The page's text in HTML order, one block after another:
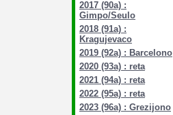
2017 (90a) :
Gimpo/Seulo
2018 (91a) :
Kragujevaco
2019 (92a) : Barcelono
2020 (93a) : reta
2021 (94a) : reta
2022 (95a) : reta
2023 (96a) : Grezijono